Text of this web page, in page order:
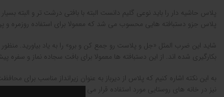
پلاس حاشیه دار را باید نوعی گلیم دانست البته با بافتی درشت تر و البته
پلاس جزو دستبافته هایی محسوب می شد که معمولا برای استفاده روزمره و
شاید این ضرب المثل «جل و پلاست رو جمع کن و برو» را به یاد بیاورید. منظور
بکارگیری شده اند. از این دستبافته ها معمولا برای بافت سجاده نماز و
به این نکته اشاره کنیم که پلاس از دیرباز به عنوان زیرانداز مناسب
نیز در خانه های روستایی مورد استفاده قرار می گیرد.